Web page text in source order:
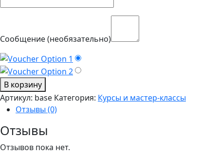
Сообщение(необязательно)
Количество
товара
БАЗОВЫЙ
ПО
И
В корзину
Артикул: base Категория: Курсы и мастер-классы
Отзывы (0)
Отзывы
Отзывов пока нет.